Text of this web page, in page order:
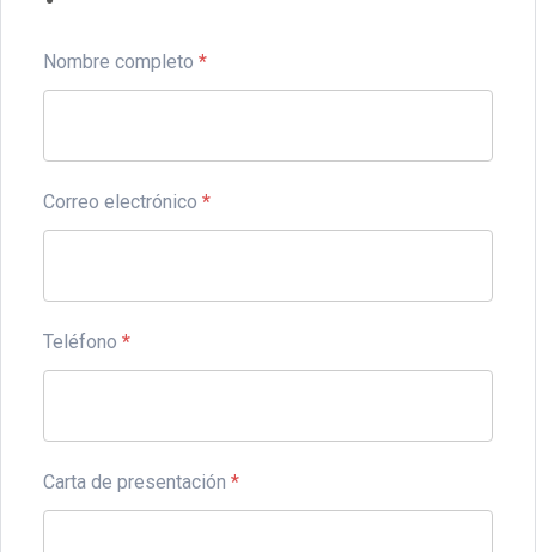
Nombre completo *
Correo electrónico *
Teléfono *
Carta de presentación *